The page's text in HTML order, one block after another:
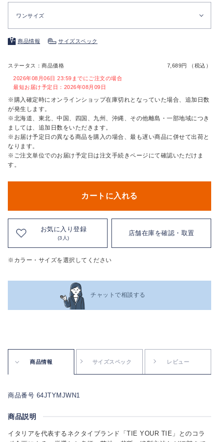
ワンサイズ
商品情報 サイズスペック
ステータス：商品価格 7,689円 （税込）
2026年08月06日 23:59までにご注文の場合
最短お届け予定日：2026年08月09日
※購入確定時にオンラインショップ在庫切れとなっていた場合、追加日数
が発生します。
※北海道、東北、中国、四国、九州、沖縄、その他離島・一部地域につき
ましては、追加日数をいただきます。
※お届け予定日の異なる商品を購入の場合、最も遅い商品に併せて出荷と
なります。
※ご注文単位でのお届け予定日は注文手続きページにて確認いただけま
す。
カートに入れる
お気に入り登録
(3人)
店舗在庫を確認・取置
※カラー・サイズを選択してください
チャットで相談する
商品情報 サイズスペック レビュー
商品番号 64JTYMJWN1
商品説明
イタリアを代表するネクタイブランド「TIE YOUR TIE」とのコラ